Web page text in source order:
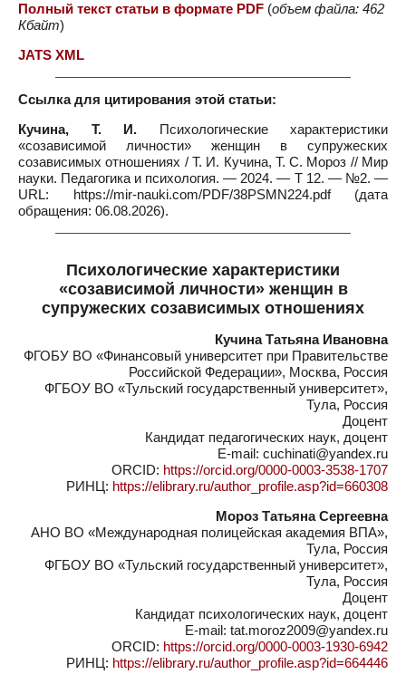
Полный текст статьи в формате PDF (объем файла: 462
Кбайт)
JATS XML
Ссылка для цитирования этой статьи:
Кучина, Т. И. Психологические характеристики
«созависимой личности» женщин в супружеских
созависимых отношениях / Т. И. Кучина, Т. С. Мороз // Мир
науки. Педагогика и психология. — 2024. — Т 12. — №2. —
URL: https://mir-nauki.com/PDF/38PSMN224.pdf (дата
обращения: 06.08.2026).
Психологические характеристики
«созависимой личности» женщин в
супружеских созависимых отношениях
Кучина Татьяна Ивановна
ФГОБУ ВО «Финансовый университет при Правительстве
Российской Федерации», Москва, Россия
ФГБОУ ВО «Тульский государственный университет»,
Тула, Россия
Доцент
Кандидат педагогических наук, доцент
E-mail: cuchinati@yandex.ru
ORCID: https://orcid.org/0000-0003-3538-1707
РИНЦ: https://elibrary.ru/author_profile.asp?id=660308
Мороз Татьяна Сергеевна
АНО ВО «Международная полицейская академия ВПА»,
Тула, Россия
ФГБОУ ВО «Тульский государственный университет»,
Тула, Россия
Доцент
Кандидат психологических наук, доцент
E-mail: tat.moroz2009@yandex.ru
ORCID: https://orcid.org/0000-0003-1930-6942
РИНЦ: https://elibrary.ru/author_profile.asp?id=664446